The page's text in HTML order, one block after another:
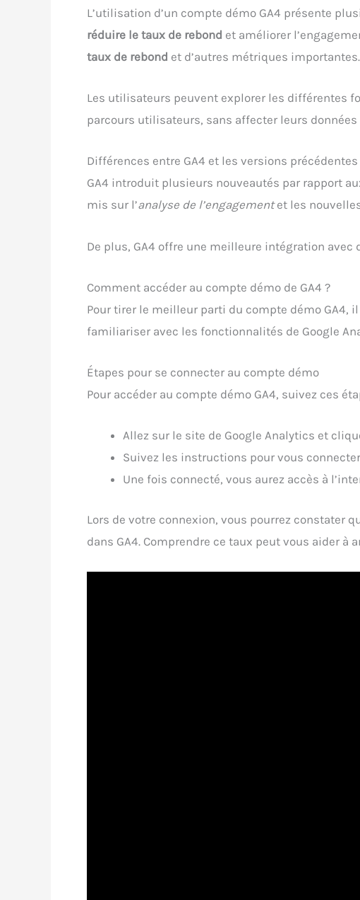
L’utilisation d’un compte démo GA4 présente
réduire le taux de rebond et améliorer
taux de rebond et d’autres métriques importantes.
Les utilisateurs peuvent explorer les différentes
parcours utilisateurs, sans affecter leurs données
Différences entre GA4 et les versions précédentes
GA4 introduit plusieurs nouveautés par rapport
mis sur l’analyse de l’engagementet les
De plus, GA4 offre une meilleure intégration
Comment accéder au compte démo de GA4 ?
Pour tirer le meilleur parti du compte démo GA4,
familiariser avec les fonctionnalités de Google
Étapes pour se connecter au compte démo
Pour accéder au compte démo GA4, suivez ces
Allez sur le site de Google Analytics et
Suivez les instructions pour vous
Une fois connecté, vous aurez accès à
Lors de votre connexion, vous pourrez constater
dans GA4. Comprendre ce taux peut vous aider